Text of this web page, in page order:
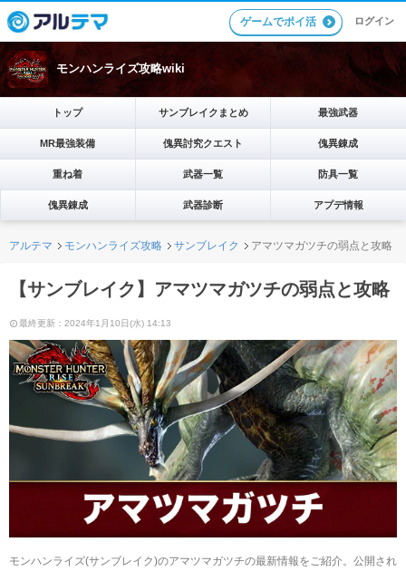
ゲームでポイ活 ログイン
モンハンライズ攻略wiki
トップ サンブレイクまとめ 最強武器
MR最強装備 傀異討究クエスト 傀異錬成
重ね着 武器一覧 防具一覧
傀異錬成 武器診断 アプデ情報
アルテマ モンハンライズ攻略 サンブレイク アマツマガツチの弱点と攻略
【サンブレイク】アマツマガツチの弱点と攻略
最終更新：2024年1月10日(水) 14:13
モンハンライズ(サンブレイク)のアマツマガツチの最新情報をご紹介。公開され